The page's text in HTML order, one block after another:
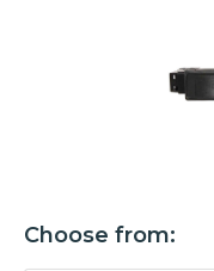
Choose from: